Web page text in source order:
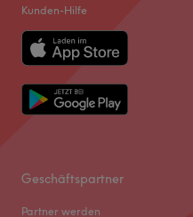
Kunden-Hilfe
Geschäftspartner
Partner werden